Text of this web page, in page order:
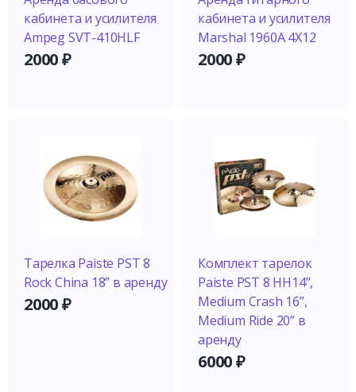
кабинета и усилителя
Ampeg SVT-410HLF
2000₽
кабинета и усилителя
Marshal 1960A 4X12
2000₽
Тарелка Paiste PST 8
Rock China 18” в аренду
2000₽
Комплект тарелок
Paiste PST 8 HH14”,
Medium Crash 16”,
Medium Ride 20” в
аренду
6000₽